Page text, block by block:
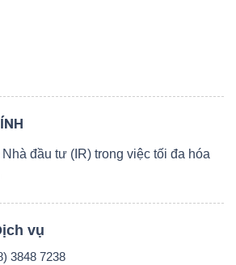
đầu tư (IR) trong việc tối đa hóa
vụ
3848 7238